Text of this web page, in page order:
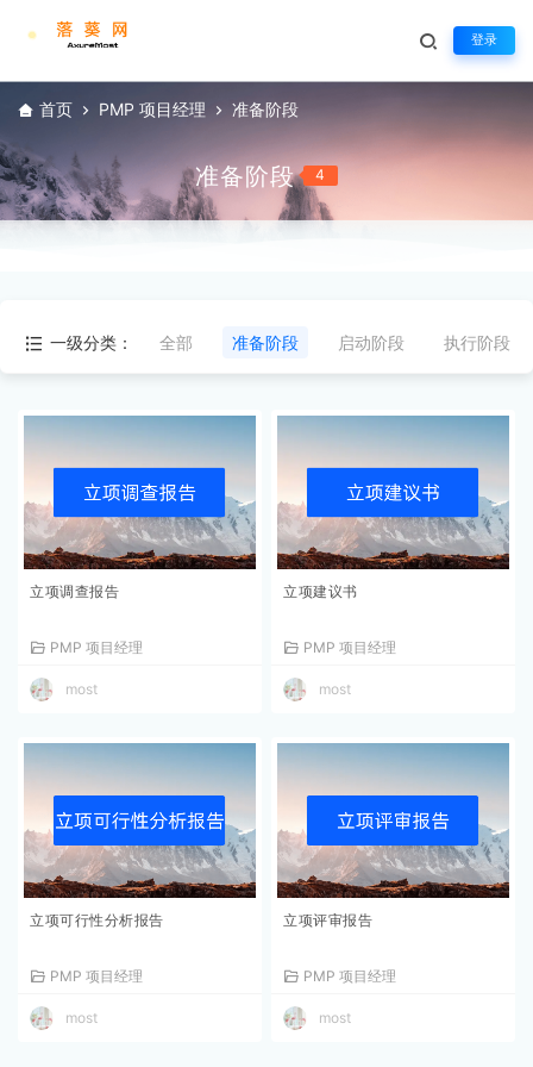
登录
首页 PMP 项目经理 准备阶段
准备阶段 4
一级分类： 全部 准备阶段 启动阶段 执行阶段
立项调查报告
PMP 项目经理
most
立项建议书
PMP 项目经理
most
立项可行性分析报告
PMP 项目经理
most
立项评审报告
PMP 项目经理
most